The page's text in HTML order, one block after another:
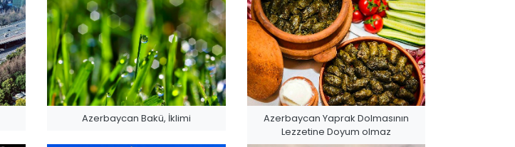
Azerbaycan Bakü, İklimi
Azerbaycan Yaprak Dolmasının
Lezzetine Doyum olmaz